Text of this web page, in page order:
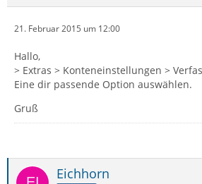
21. Februar 2015 um 12:00
Hallo,
> Extras > Konteneinstellungen >
Eine dir passende Option auswählen.
Gruß
Eichhorn